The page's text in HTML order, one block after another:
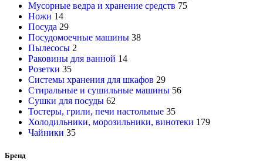
Мусорные ведра и хранение средств 75
Ножи 14
Посуда 29
Посудомоечные машины 38
Пылесосы 2
Раковины для ванной 14
Розетки 35
Системы хранения для шкафов 29
Стиральные и сушильные машины 56
Сушки для посуды 62
Тостеры, грили, печи настольные 35
Холодильники, морозильники, винотеки 179
Чайники 35
Бренд